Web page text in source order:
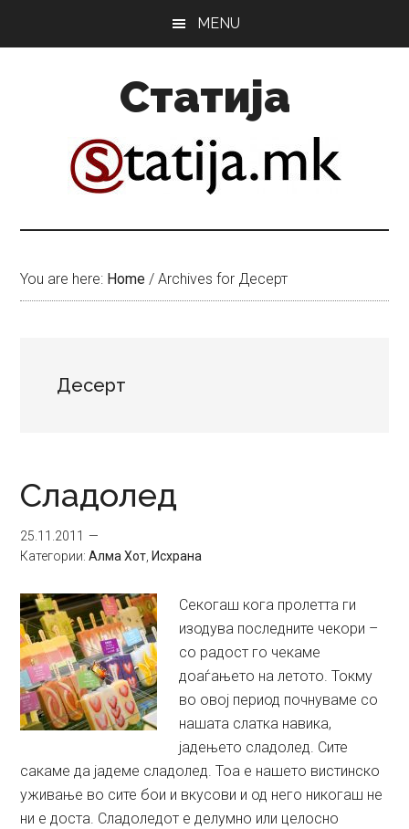
MENU
Статија
You are here: Home / Archives for Десерт
Десерт
Сладолед
25.11.2011
Категории:Алма Хот Исхрана
Секогаш кога пролетта ги
изодува последните чекори –
со радост го чекаме
доаѓањето на летото. Токму
во овој период почнуваме со
нашата слатка навика,
јадењето сладолед. Сите
сакаме да јадеме сладолед. Тоа е нашето вистинско
уживање во сите бои и вкусови и од него никогаш не
ни е доста. Сладоледот е делумно или целосно